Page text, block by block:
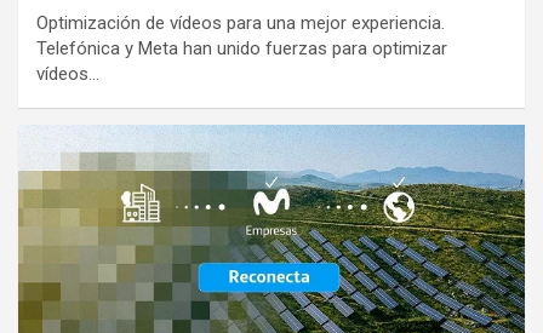
Optimización de vídeos para una mejor experiencia.
Telefónica y Meta han unido fuerzas para optimizar
vídeos…